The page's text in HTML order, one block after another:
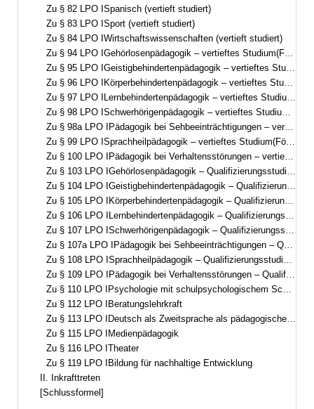
Zu § 82 LPO ISpanisch (vertieft studiert)
Zu § 83 LPO ISport (vertieft studiert)
Zu § 84 LPO IWirtschaftswissenschaften (vertieft studiert)
Zu § 94 LPO IGehörlosenpädagogik – vertieftes Studium(Förderschwerpunkt Hören, visuell-auditive Ausrichtung)
Zu § 95 LPO IGeistigbehindertenpädagogik – vertieftes Studium(Förderschwerpunkt geistige Entwicklung)
Zu § 96 LPO IKörperbehindertenpädagogik – vertieftes Studium(Förderschwerpunkt körperliche und motorische Entwicklung)
Zu § 97 LPO ILernbehindertenpädagogik – vertieftes Studium(Förderschwerpunkt Lernen – Pädagogik bei Lernschwierigkeiten/Lernbeeinträchtigungen)
Zu § 98 LPO ISchwerhörigenpädagogik – vertieftes Studium(Förderschwerpunkt Hören, auditiv-visuelle Ausrichtung)
Zu § 98a LPO IPädagogik bei Sehbeeinträchtigungen – vertieftes Studium(Förderschwerpunkt Sehen)
Zu § 99 LPO ISprachheilpädagogik – vertieftes Studium(Förderschwerpunkt Sprache)
Zu § 100 LPO IPädagogik bei Verhaltensstörungen – vertieftes Studium(Förderschwerpunkt emotionale und soziale Entwicklung)
Zu § 103 LPO IGehörlosenpädagogik – Qualifizierungsstudium(Förderschwerpunkt Hören, visuell-auditive Ausrichtung)
Zu § 104 LPO IGeistigbehindertenpädagogik – Qualifizierungsstudium(Förderschwerpunkt geistige Entwicklung)
Zu § 105 LPO IKörperbehindertenpädagogik – Qualifizierungsstudium(Förderschwerpunkt körperliche und motorische Entwicklung)
Zu § 106 LPO ILernbehindertenpädagogik – Qualifizierungsstudium(Förderschwerpunkt Lernen – Pädagogik bei Lernschwierigkeiten/Lernbeeinträchtigungen)
Zu § 107 LPO ISchwerhörigenpädagogik – Qualifizierungsstudium(Förderschwerpunkt Hören, auditiv-visuelle Ausrichtung)
Zu § 107a LPO IPädagogik bei Sehbeeinträchtigungen – Qualifizierungsstudium(Förderschwerpunkt Sehen)
Zu § 108 LPO ISprachheilpädagogik – Qualifizierungsstudium(Förderschwerpunkt Sprache)
Zu § 109 LPO IPädagogik bei Verhaltensstörungen – Qualifizierungsstudium(Förderschwerpunkt emotionale und soziale Entwicklung)
Zu § 110 LPO IPsychologie mit schulpsychologischem Schwerpunkt
Zu § 112 LPO IBeratungslehrkraft
Zu § 113 LPO IDeutsch als Zweitsprache als pädagogische Qualifikation
Zu § 115 LPO IMedienpädagogik
Zu § 116 LPO ITheater
Zu § 119 LPO IBildung für nachhaltige Entwicklung
II. Inkrafttreten
[Schlussformel]